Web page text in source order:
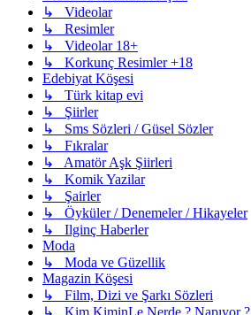
↳ Videolar
↳ Resimler
↳ Videolar 18+
↳ Korkunç Resimler +18
Edebiyat Köşesi
↳ Türk kitap evi
↳ Şiirler
↳ Sms Sözleri / Güsel Sözler
↳ Fıkralar
↳ Amatör Aşk Şiirleri
↳ Komik Yazilar
↳ Şairler
↳ Öyküler / Denemeler / Hikayeler
↳ Ilginç Haberler
Moda
↳ Moda ve Güzellik
Magazin Köşesi
↳ Film, Dizi ve Şarkı Sözleri